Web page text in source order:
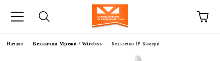
Начало Безжични Мрежи / Wireless Безжични IP Камери